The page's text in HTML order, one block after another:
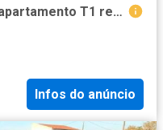
Moradia com três quartos, 1 apartamento T1 remodelado, gara. 254m² Paderne
Infos do anúncio